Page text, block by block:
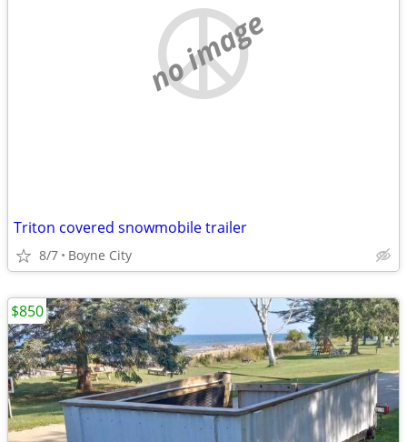
no image
Triton covered snowmobile trailer
8/7 Boyne City
$850